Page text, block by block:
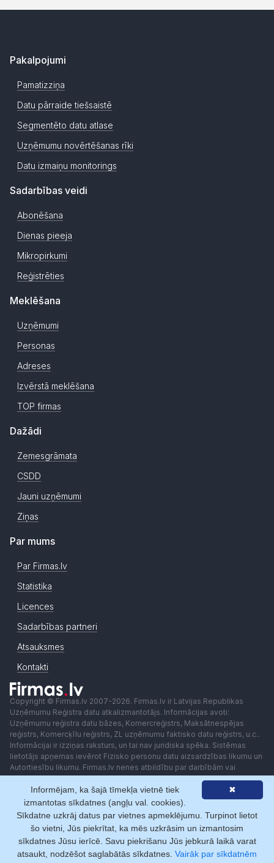
Pakalpojumi
Pamatizziņa
Datu pārraide tiešsaistē
Segmentēto datu atlase
Uzņēmumu novērtēšanas rīki
Datu izmaiņu monitorings
Sadarbības veidi
Abonēšana
Dienas pieeja
Mikropirkumi
Reģistrēties
Meklēšana
Uzņēmumi
Personas
Adreses
Izvērstā meklēšana
TOP firmas
Dažādi
Zemesgrāmata
CSDD
Jauni uzņēmumi
Ziņas
Par mums
Par Firmas.lv
Statistika
Licences
Sadarbības partneri
Atsauksmes
Kontakti
Copyright © Firmas.lv 2007-2026. Firmas.lv ir Latvijas Republikas
Uzņēmumu Reģistra datu atkalizmantotājs. Informācijas avoti:
Uzņēmumu reģistra datu bāzes, Komercreģistrs, Maksātnespējas
reģistrs, Komercķīlu reģistrs, ZL uzņēmumu faktisko datu reģistrs, u.c..
Informācijai ir izziņas raksturs, un tai nav juridiska spēka. Sistēmas
lietotājs apņemas ievērot Fizisko personu datu aizsardzības likumu un
Autortiesību likumu. Firmas.lv nenes atbildību par darbībām vai
lēmumiem, kas balstīti uz saņemto pakalpojumu. Lietotājam aizliegts
izmantot jebkādas automatizētas sistēmas vai iekārtas (robotus)
piekļuvei sistēmai bez rakstiskas saskaņošanas ar Firmas.lv. Galvenā
redaktore: Ingūna Pempere.
Lietošanas noteikumi
Privātuma politika Norēķini ar
✖
Informējam, ka šajā tīmekļa vietnē tiek
izmantotas sīkdatnes (angļu val. cookies).
Sīkdatne uzkrāj datus par vietnes apmeklējumu. Turpinot lietot
šo vietni, Jūs piekrītat, ka mēs uzkrāsim un izmantosim
sīkdatnes Jūsu ierīcē. Savu piekrišanu Jūs jebkurā laikā varat
atsaukt, nodzēšot saglabātās sīkdatnes. Vairāk par sīkdatnēm